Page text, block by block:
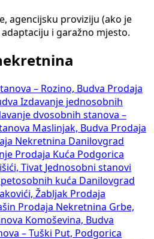
agencijsku proviziju (ako je
i garažno mjesto.
– Rozino, Budva Prodaja
Izdavanje jednosobnih
dvosobnih stanova –
Maslinjak, Budva Prodaja
Nekretnina Danilovgrad
Prodaja Kuća Podgorica
Tivat Jednosobni stanovi
petosobnih kuća Danilovgrad
Žabljak Prodaja
Prodaja Nekretnina Grbe,
Komoševina, Budva
– Tuški Put, Podgorica